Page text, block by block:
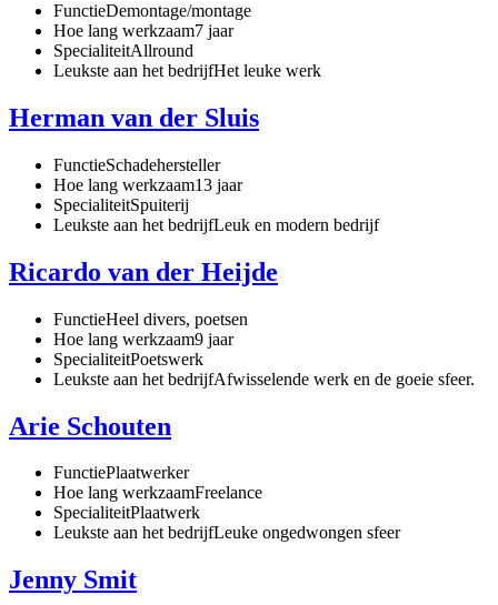
FunctieDemontage/montage
Hoe lang werkzaam7 jaar
SpecialiteitAllround
Leukste aan het bedrijfHet leuke werk
Herman van der Sluis
FunctieSchadehersteller
Hoe lang werkzaam13 jaar
SpecialiteitSpuiterij
Leukste aan het bedrijfLeuk en modern bedrijf
Ricardo van der Heijde
FunctieHeel divers, poetsen
Hoe lang werkzaam9 jaar
SpecialiteitPoetswerk
Leukste aan het bedrijfAfwisselende werk en de goeie sfeer.
Arie Schouten
FunctiePlaatwerker
Hoe lang werkzaamFreelance
SpecialiteitPlaatwerk
Leukste aan het bedrijfLeuke ongedwongen sfeer
Jenny Smit